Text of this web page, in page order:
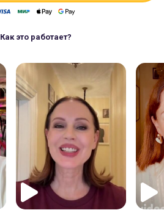
Как это работает?